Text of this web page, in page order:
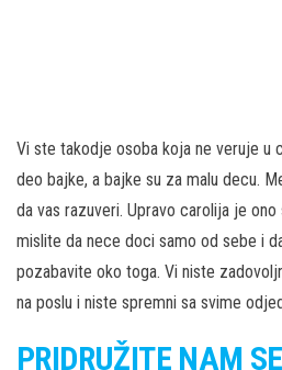
Vi ste takodje osoba koja ne veruje u
deo bajke, a bajke su za malu decu.
da vas razuveri. Upravo carolija je
mislite da nece doci samo od sebe i
pozabavite oko toga. Vi niste
na poslu i niste spremni sa svime
PRIDRUŽITE NAM